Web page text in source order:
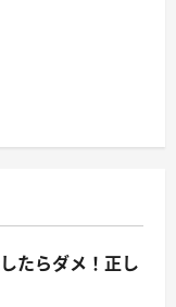
たらダメ！正し